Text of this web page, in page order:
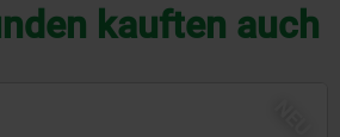
kauften auch